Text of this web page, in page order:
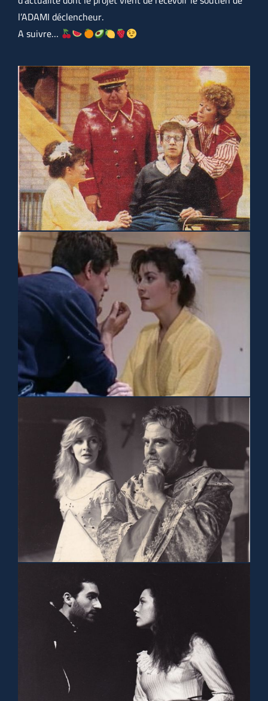
l’ADAMI déclencheur.
A suivre…